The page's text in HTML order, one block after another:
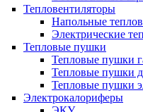
Тепловентиляторы
Напольные
Электрические
Тепловые пушки
Тепловые пушки
Тепловые пушки
Тепловые пушки
Электрокалориферы